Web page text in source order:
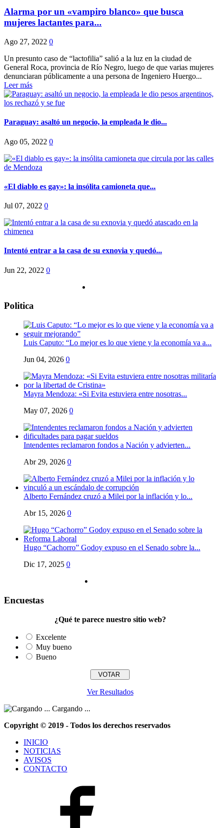
Alarma por un «vampiro blanco» que busca
mujeres lactantes para...
Ago 27, 2022 0
Un presunto caso de “lactofilia” salió a la luz en la ciudad de
General Roca, provincia de Río Negro, luego de que varias mujeres
denunciaran públicamente a una persona de Ingeniero Huergo...
Leer más
Paraguay: asaltó un negocio, la empleada le dio...
Ago 05, 2022 0
«El diablo es gay»: la insólita camioneta que...
Jul 07, 2022 0
Intentó entrar a la casa de su exnovia y quedó...
Jun 22, 2022 0
Politica
Luis Caputo: “Lo mejor es lo que viene y la economía va a...
Jun 04, 2026 0
Mayra Mendoza: «Si Evita estuviera entre nosotras...
May 07, 2026 0
Intendentes reclamaron fondos a Nación y advierten...
Abr 29, 2026 0
Alberto Fernández cruzó a Milei por la inflación y lo...
Abr 15, 2026 0
Hugo “Cachorro” Godoy expuso en el Senado sobre la...
Dic 17, 2025 0
Encuestas
¿Qué te parece nuestro sitio web?
Excelente
Muy bueno
Bueno
Ver Resultados
Cargando ...
Copyright © 2019 - Todos los derechos reservados
INICIO
NOTICIAS
AVISOS
CONTACTO